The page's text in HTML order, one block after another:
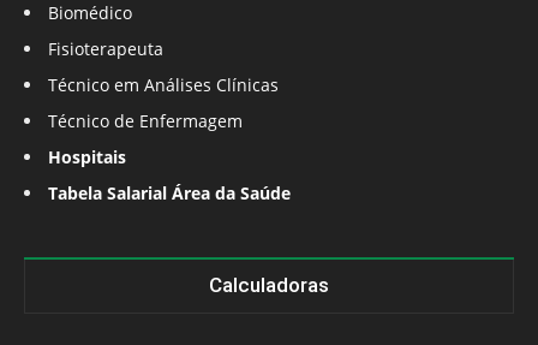
Biomédico
Fisioterapeuta
Técnico em Análises Clínicas
Técnico de Enfermagem
Hospitais
Tabela Salarial Área da Saúde
Calculadoras